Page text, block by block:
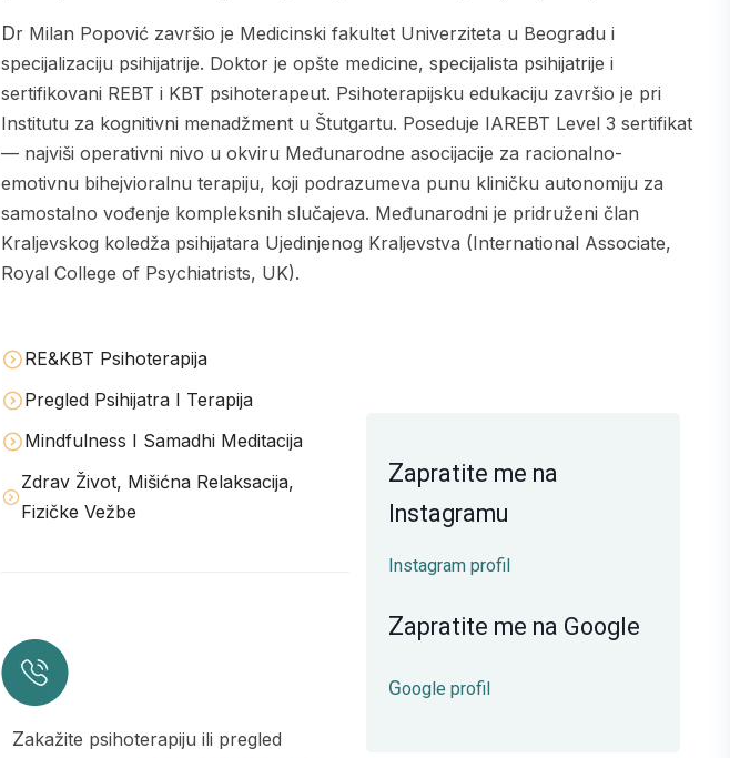
Dr Milan Popović završio je Medicinski fakultet Univerziteta u Beogradu i
specijalizaciju psihijatrije. Doktor je opšte medicine, specijalista psihijatrije i
sertifikovani REBT i KBT psihoterapeut. Psihoterapijsku edukaciju završio je pri
Institutu za kognitivni menadžment u Štutgartu. Poseduje IAREBT Level 3 sertifikat
— najviši operativni nivo u okviru Međunarodne asocijacije za racionalno-
emotivnu bihejvioralnu terapiju, koji podrazumeva punu kliničku autonomiju za
samostalno vođenje kompleksnih slučajeva. Međunarodni je pridruženi član
Kraljevskog koledža psihijatara Ujedinjenog Kraljevstva (International Associate,
Royal College of Psychiatrists, UK).
RE&KBT Psihoterapija
Pregled Psihijatra I Terapija
Mindfulness I Samadhi Meditacija
Zdrav Život, Mišićna Relaksacija,
Fizičke Vežbe
Zakažite psihoterapiju ili pregled
Zapratite me na
Instagramu
Instagram profil
Zapratite me na Google
Google profil